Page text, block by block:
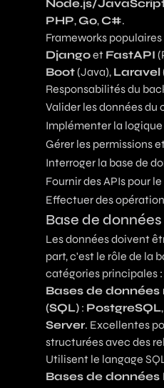
Node.js/
PHP,Go,C#.
Frameworks populaires
Djangoet FastAPI
Boot(Java), Laravel
Responsabilités du
Valider les données du
Implémenter la
Gérer les permissions
Interroger la base de
Fournir des APIs pour
Effectuer des
Base de
Les données doivent
part, c'est le rôle de la
catégories principales :
Bases de
(SQL) : PostgreSQL,
Server. Excellentes
structurées avec des
Utilisent le langage
Bases de données